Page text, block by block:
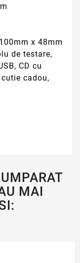
x 48mm
de testare,
CD cu
cadou,
MAI